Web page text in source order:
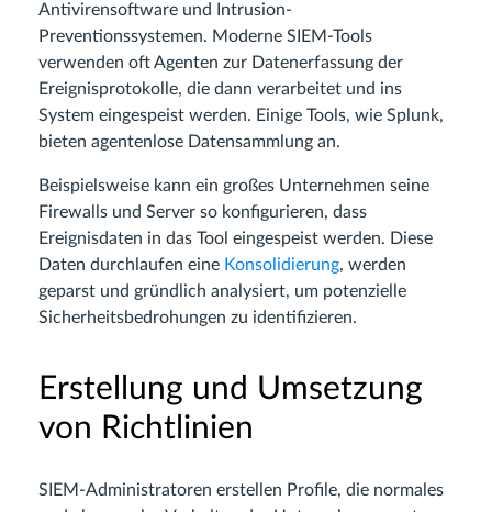
Antivirensoftware und Intrusion-
Preventionssystemen. Moderne SIEM-Tools
verwenden oft Agenten zur Datenerfassung der
Ereignisprotokolle, die dann verarbeitet und ins
System eingespeist werden. Einige Tools, wie Splunk,
bieten agentenlose Datensammlung an.
Beispielsweise kann ein großes Unternehmen seine
Firewalls und Server so konfigurieren, dass
Ereignisdaten in das Tool eingespeist werden. Diese
Daten durchlaufen eine Konsolidierung, werden
geparst und gründlich analysiert, um potenzielle
Sicherheitsbedrohungen zu identifizieren.
Erstellung und Umsetzung
von Richtlinien
SIEM-Administratoren erstellen Profile, die normales